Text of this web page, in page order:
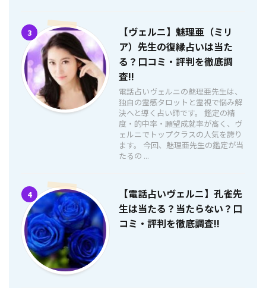
3
【ヴェルニ】魅理亜（ミリ
ア）先生の復縁占いは当た
る？口コミ・評判を徹底調
査!!
電話占いヴェルニの魅理亜先生は、
独自の霊感タロットと霊視で悩み解
決へと導く占い師です。 鑑定の精
度・的中率・願望成就率が高く、ヴ
ェルニでトップクラスの人気を誇り
ます。 今回、魅理亜先生の鑑定が当
たるの ...
4
【電話占いヴェルニ】孔雀先
生は当たる？当たらない？口
コミ・評判を徹底調査!!